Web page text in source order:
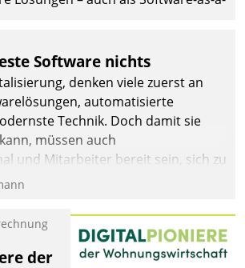
Software nichts
denken viele zuerst an
automatisierte
Technik. Doch damit sie
müssen auch
und Mitarbeiter bereit sein, sich zu
sonst werden sie an ihr
der